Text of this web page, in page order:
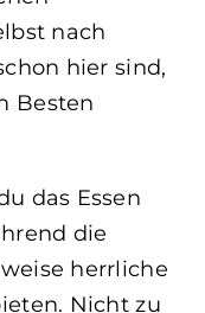
nach
hier sind,
Besten
das Essen
die
herrliche
Nicht zu